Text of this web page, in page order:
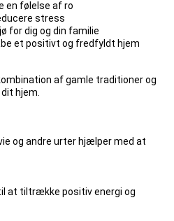
en følelse af ro
stress
for dig og din familie
et positivt og fredfyldt hjem
af gamle traditioner og
hjem.
og andre urter hjælper med at
at tiltrække positiv energi og